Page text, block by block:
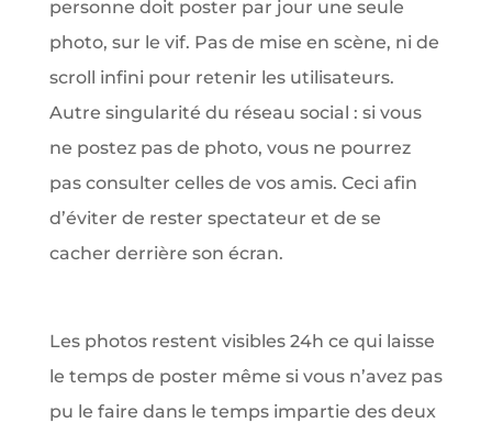
personne doit poster par jour une seule
photo, sur le vif. Pas de mise en scène, ni de
scroll infini pour retenir les utilisateurs.
Autre singularité du réseau social : si vous
ne postez pas de photo, vous ne pourrez
pas consulter celles de vos amis. Ceci afin
d’éviter de rester spectateur et de se
cacher derrière son écran.
Les photos restent visibles 24h ce qui laisse
le temps de poster même si vous n’avez pas
pu le faire dans le temps impartie des deux